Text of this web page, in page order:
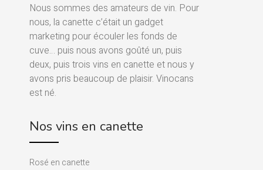
Nous sommes des amateurs de vin. Pour
nous, la canette c’était un gadget
marketing pour écouler les fonds de
cuve… puis nous avons goûté un, puis
deux, puis trois vins en canette et nous y
avons pris beaucoup de plaisir. Vinocans
est né.
Nos vins en canette
Rosé en canette